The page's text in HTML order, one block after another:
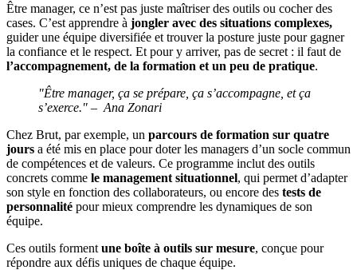
Être manager, ce n’est pas juste maîtriser des outils ou cocher des
cases. C’est apprendre à jongler avec des situations complexes,
guider une équipe diversifiée et trouver la posture juste pour gagner
la confiance et le respect. Et pour y arriver, pas de secret : il faut de
l’accompagnement, de la formation et un peu de pratique.
"Être manager, ça se prépare, ça s’accompagne, et ça
s’exerce." – Ana Zonari
Chez Brut, par exemple, un parcours de formation sur quatre
jours a été mis en place pour doter les managers d’un socle commun
de compétences et de valeurs. Ce programme inclut des outils
concrets comme le management situationnel, qui permet d’adapter
son style en fonction des collaborateurs, ou encore des tests de
personnalité pour mieux comprendre les dynamiques de son
équipe.
Ces outils forment une boîte à outils sur mesure, conçue pour
répondre aux défis uniques de chaque équipe.